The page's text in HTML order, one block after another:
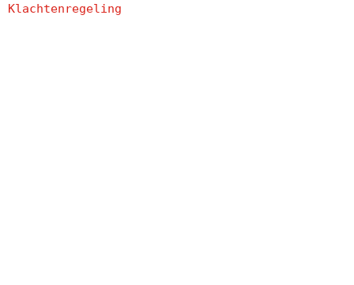
Klachtenregeling